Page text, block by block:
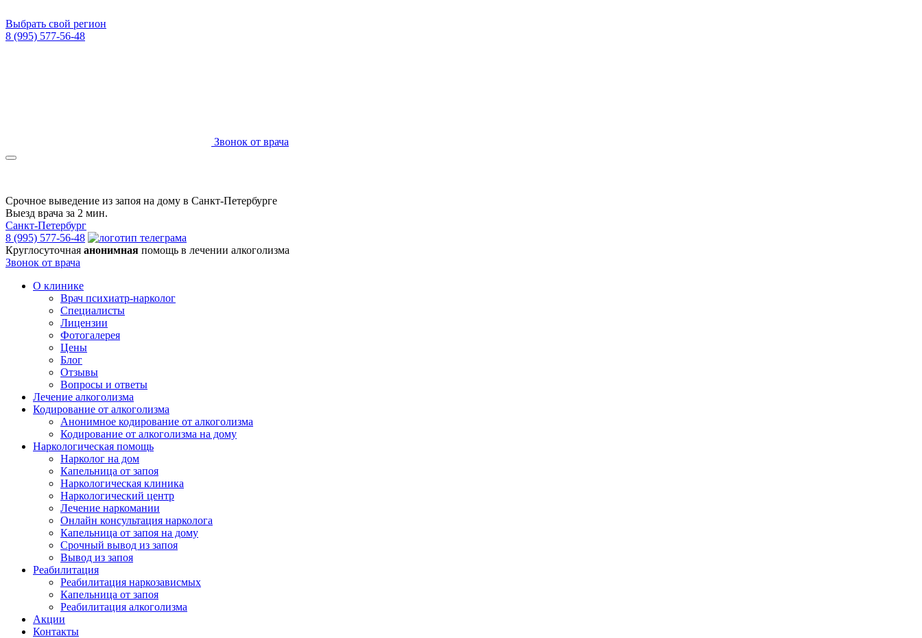
Выбрать свой регион
8 (995) 577-56-48
Звонок от врача
Срочное выведение из запоя на дому в Санкт-Петербурге
Выезд врача за 2 мин.
Санкт-Петербург
8 (995) 577-56-48
Круглосуточная анонимная помощь в лечении алкоголизма
Звонок от врача
О клинике
Врач психиатр-нарколог
Специалисты
Лицензии
Фотогалерея
Цены
Блог
Отзывы
Вопросы и ответы
Лечение алкоголизма
Кодирование от алкоголизма
Анонимное кодирование от алкоголизма
Кодирование от алкоголизма на дому
Наркологическая помощь
Нарколог на дом
Капельница от запоя
Наркологическая клиника
Наркологический центр
Лечение наркомании
Онлайн консультация нарколога
Капельница от запоя на дому
Срочный вывод из запоя
Вывод из запоя
Реабилитация
Реабилитация наркозависмых
Капельница от запоя
Реабилитация алкоголизма
Акции
Контакты